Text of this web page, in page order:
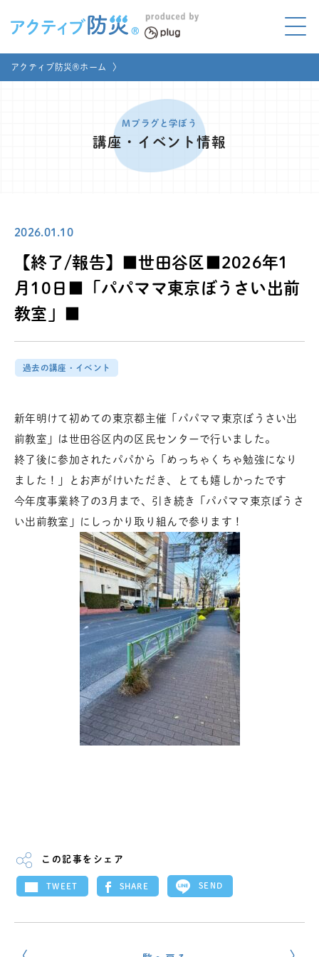
アクティブ防災とは?
家庭でやってみよう
メディア掲載
取材お申し込み
アクティブ防災®ホーム 〉
Mプラグと学ぼう
講座・イベント情報
2026.01.10
【終了/報告】■世田谷区■2026年1
月10日■「パパママ東京ぼうさい出前
教室」■
過去の講座・イベント
新年明けて初めての東京都主催「パパママ東京ぼうさい出
前教室」は世田谷区内の区民センターで行いました。
終了後に参加されたパパから「めっちゃくちゃ勉強になり
ました！」とお声がけいただき、とても嬉しかったです
今年度事業終了の3月まで、引き続き「パパママ東京ぼうさ
い出前教室」にしっかり取り組んで参ります！
この記事をシェア
TWEET SHARE SEND